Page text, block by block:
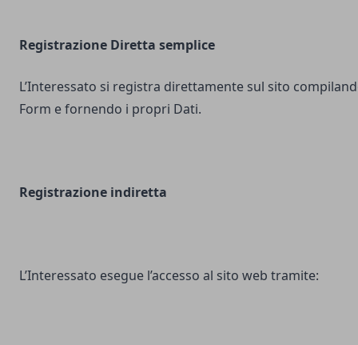
Registrazione Diretta semplice
L’Interessato si registra direttamente sul sito
Form e fornendo i propri Dati.
Registrazione indiretta
L’Interessato esegue l’accesso al sito web tramite: